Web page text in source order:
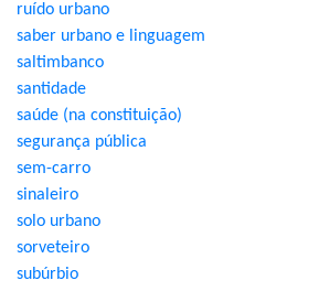
ruído urbano
saber urbano e linguagem
saltimbanco
santidade
saúde (na constituição)
segurança pública
sem-carro
sinaleiro
solo urbano
sorveteiro
subúrbio